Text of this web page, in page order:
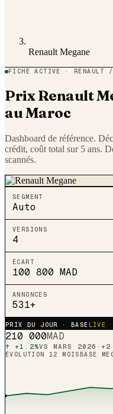
Renault Megane
FICHE ACTIVE · RENAULT
PrixRenault
au Maroc
Dashboard de référence.
crédit, coût total sur 5 ans.
scannés.
SEGMENT
Auto
VERSIONS
4
ÉCART
100 800 MAD
ANNONCES
531+
PRIX DU JOUR · BASELIVE
210 000MAD
↑ +1.2%VS MARS 2026 ·+ 2
ÉVOLUTION 12 MOIS BASE